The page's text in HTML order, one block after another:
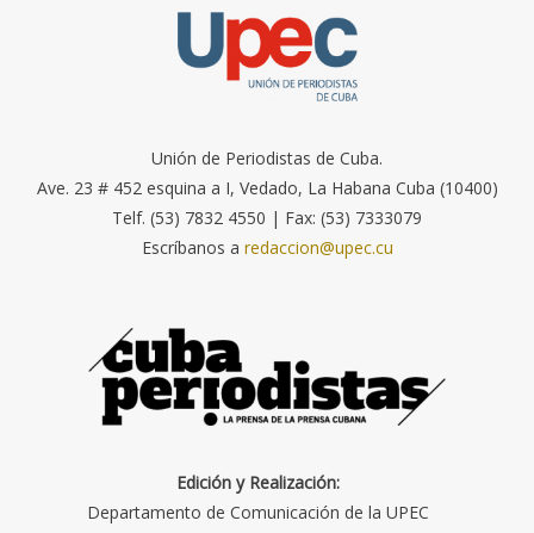
Unión de Periodistas de Cuba.
Ave. 23 # 452 esquina a I, Vedado, La Habana Cuba (10400)
Telf. (53) 7832 4550 | Fax: (53) 7333079
Escríbanos a redaccion@upec.cu
Edición y Realización:
Departamento de Comunicación de la UPEC